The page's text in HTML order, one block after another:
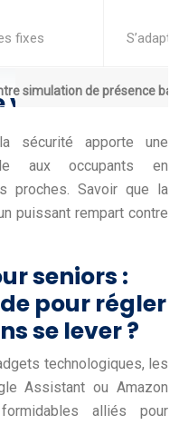
simulation de présence
fixes
sécurité apporte une
aux occupants en
proches. Savoir que la
puissant rempart contre
seniors :
pour régler
se lever ?
technologiques, les
Assistant ou Amazon
alliés pour